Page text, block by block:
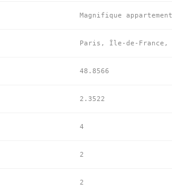
Magnifique
Paris, Île-de-France,
48.8566
2.3522
4
2
2